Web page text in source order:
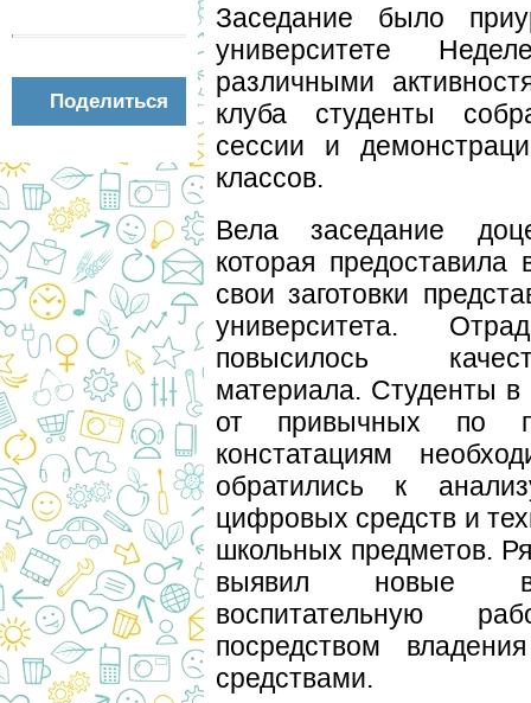
Поделиться
Заседание было
университете
различными
клуба студенты
сессии и
классов.
Вела заседание
которая предоставила
свои заготовки
университета.
повысилось
материала. Студенты
от привычных по
констатациям
обратились к
цифровых средств и
школьных предметов.
выявил новые
воспитательную
посредством
средствами.